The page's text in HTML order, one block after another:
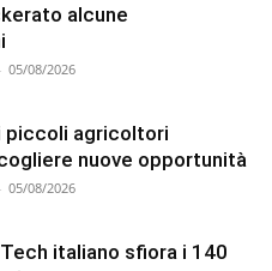
alcune
- 05/08/2026
piccoli agricoltori
nuove opportunità
- 05/08/2026
italiano sfiora i 140